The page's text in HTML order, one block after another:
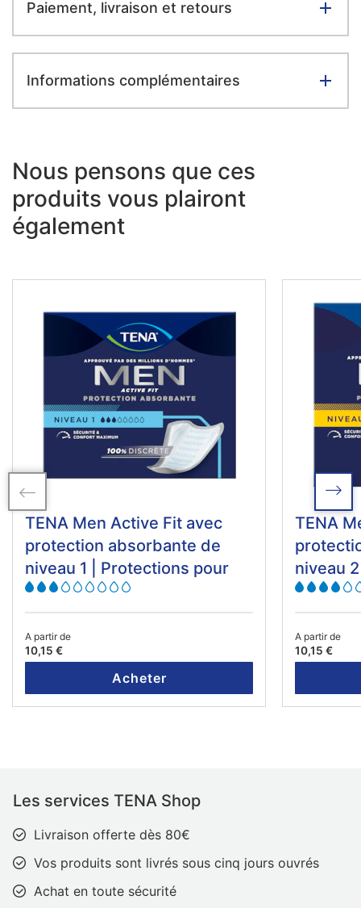
Paiement, livraison et retours
Informations complémentaires
Nous pensons que ces
produits vous plairont
également
TENA Men Active Fit avec
protection absorbante de
niveau 1 | Protections pour
fuites urinaires
A partir de
10,15 €
Acheter
TENA
niveau
fuites
A partir de
10,15 €
Les services TENA Shop
Livraison offerte dès 80€
Vos produits sont livrés sous cinq jours ouvrés
Achat en toute sécurité